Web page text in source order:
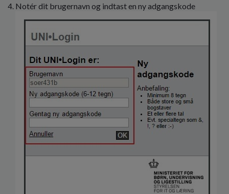
Notér dit brugernavn og indtast en ny adgangskode